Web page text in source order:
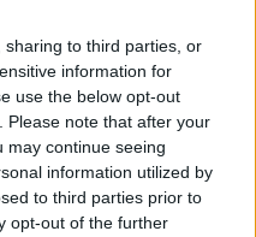
to third parties, or
information for
use the below opt-out
Please note that after your
may continue seeing
information utilized by
to third parties prior to
opt-out of the further